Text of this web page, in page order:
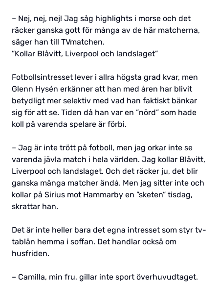
– Nej, nej, nej! Jag såg highlights i morse och det
räcker ganska gott för många av de här matcherna,
säger han till TVmatchen.
”Kollar Blåvitt, Liverpool och landslaget”
Fotbollsintresset lever i allra högsta grad kvar, men
Glenn Hysén erkänner att han med åren har blivit
betydligt mer selektiv med vad han faktiskt bänkar
sig för att se. Tiden då han var en ”nörd” som hade
koll på varenda spelare är förbi.
– Jag är inte trött på fotboll, men jag orkar inte se
varenda jävla match i hela världen. Jag kollar Blåvitt,
Liverpool och landslaget. Och det räcker ju, det blir
ganska många matcher ändå. Men jag sitter inte och
kollar på Sirius mot Hammarby en ”sketen” tisdag,
skrattar han.
Det är inte heller bara det egna intresset som styr tv-
tablån hemma i soffan. Det handlar också om
husfriden.
– Camilla, min fru, gillar inte sport överhuvudtaget.